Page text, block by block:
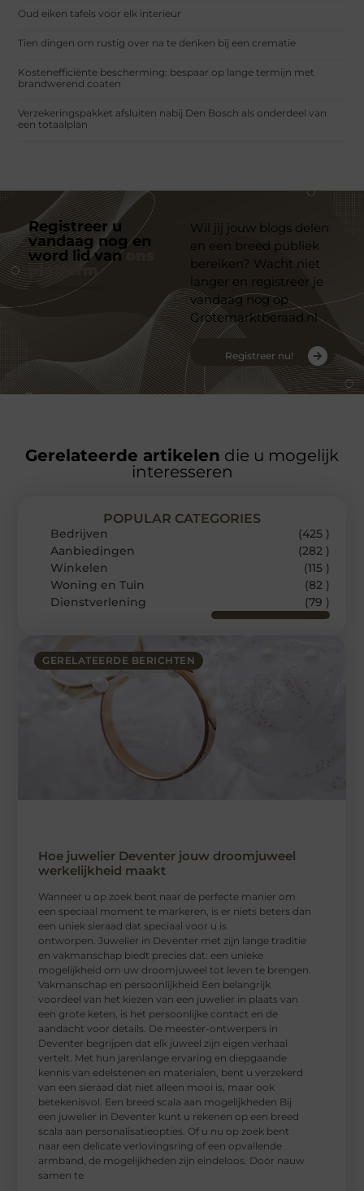
Oud eiken tafels voor elk interieur
Tien dingen om rustig over na te denken bij een crematie
Kostenefficiënte bescherming: bespaar op lange termijn met
brandwerend coaten
Verzekeringspakket afsluiten nabij Den Bosch als onderdeel van
een totaalplan
Registreer u
vandaag nog en
word lid van
platform
Wil jij jouw blogs delen
en een breed publiek
bereiken? Wacht niet
langer en registreer je
vandaag nog op
Grotemarktberaad.nl
Registreer nu!
Gerelateerde artikelen die u mogelijk
interesseren
GERELATEERDE BERICHTEN
Hoe juwelier Deventer jouw droomjuweel
werkelijkheid maakt
Wanneer u op zoek bent naar de perfecte manier om
een speciaal moment te markeren, is er niets beters dan
een uniek sieraad dat speciaal voor u is
ontworpen. Juwelier in Deventer met zijn lange traditie
en vakmanschap biedt precies dat: een unieke
mogelijkheid om uw droomjuweel tot leven te brengen.
Vakmanschap en persoonlijkheid Een belangrijk
voordeel van het kiezen van een juwelier in plaats van
een grote keten, is het persoonlijke contact en de
aandacht voor details. De meester-ontwerpers in
Deventer begrijpen dat elk juweel zijn eigen verhaal
vertelt. Met hun jarenlange ervaring en diepgaande
kennis van edelstenen en materialen, bent u verzekerd
van een sieraad dat niet alleen mooi is, maar ook
betekenisvol. Een breed scala aan mogelijkheden Bij
een juwelier in Deventer kunt u rekenen op een breed
scala aan personalisatieopties. Of u nu op zoek bent
naar een delicate verlovingsring of een opvallende
armband, de mogelijkheden zijn eindeloos. Door nauw
samen te
POPULAR CATEGORIES
Bedrijven
(425 )
Aanbiedingen
(282 )
Winkelen
(115 )
Woning en Tuin
(82 )
Dienstverlening
(79 )